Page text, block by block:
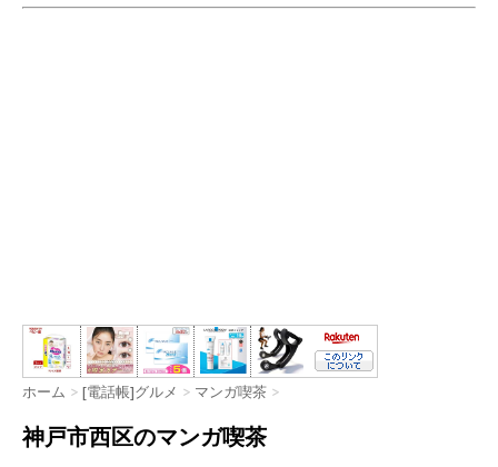
ホーム > [電話帳]グルメ > マンガ喫茶 >
神戸市西区のマンガ喫茶